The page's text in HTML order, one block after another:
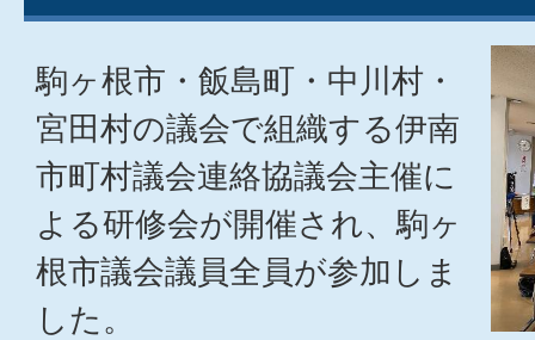
駒ヶ根市・飯島町・中川村・
宮田村の議会で組織する伊南
市町村議会連絡協議会主催に
よる研修会が開催され、駒ヶ
根市議会議員全員が参加しま
した。